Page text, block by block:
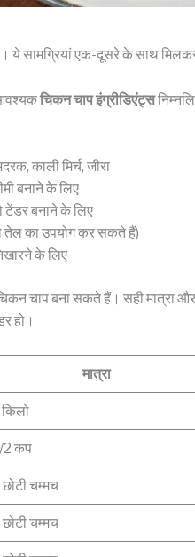
ये सामग्रियां एक-दूसरे के साथ मिलकर
चिकन चाप इंग्रीडिएंट्स
काली मिर्च, जीरा
बनाने के लिए
बनाने के लिए
तेल का उपयोग कर सकते हैं)
के लिए
चाप बना सकते हैं। सही मात्रा
हो।
मात्रा
किलो
2 कप
चम्मच
चम्मच